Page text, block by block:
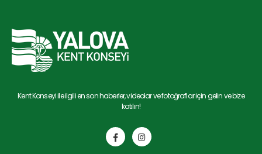
Kent Konseyi ile ilgili en son haberler, videolar ve fotoğraflar için gelin ve bize
katılın!